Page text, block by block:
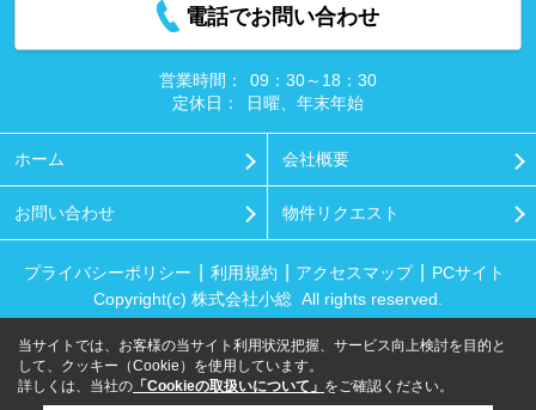
電話でお問い合わせ
営業時間：
09：30～18：30
定休日：
日曜、年末年始
ホーム 会社概要
お問い合わせ 物件リクエスト
プライバシーポリシー 利用規約 アクセスマップ
PCサイト
Copyright(c) 株式会社小総 All rights reserved.
当サイトでは、お客様の当サイト利用状況把握、サービス向上検討を目的と
して、クッキー（Cookie）を使用しています。
詳しくは、当社の 「Cookieの取扱いについて」 をご確認ください。